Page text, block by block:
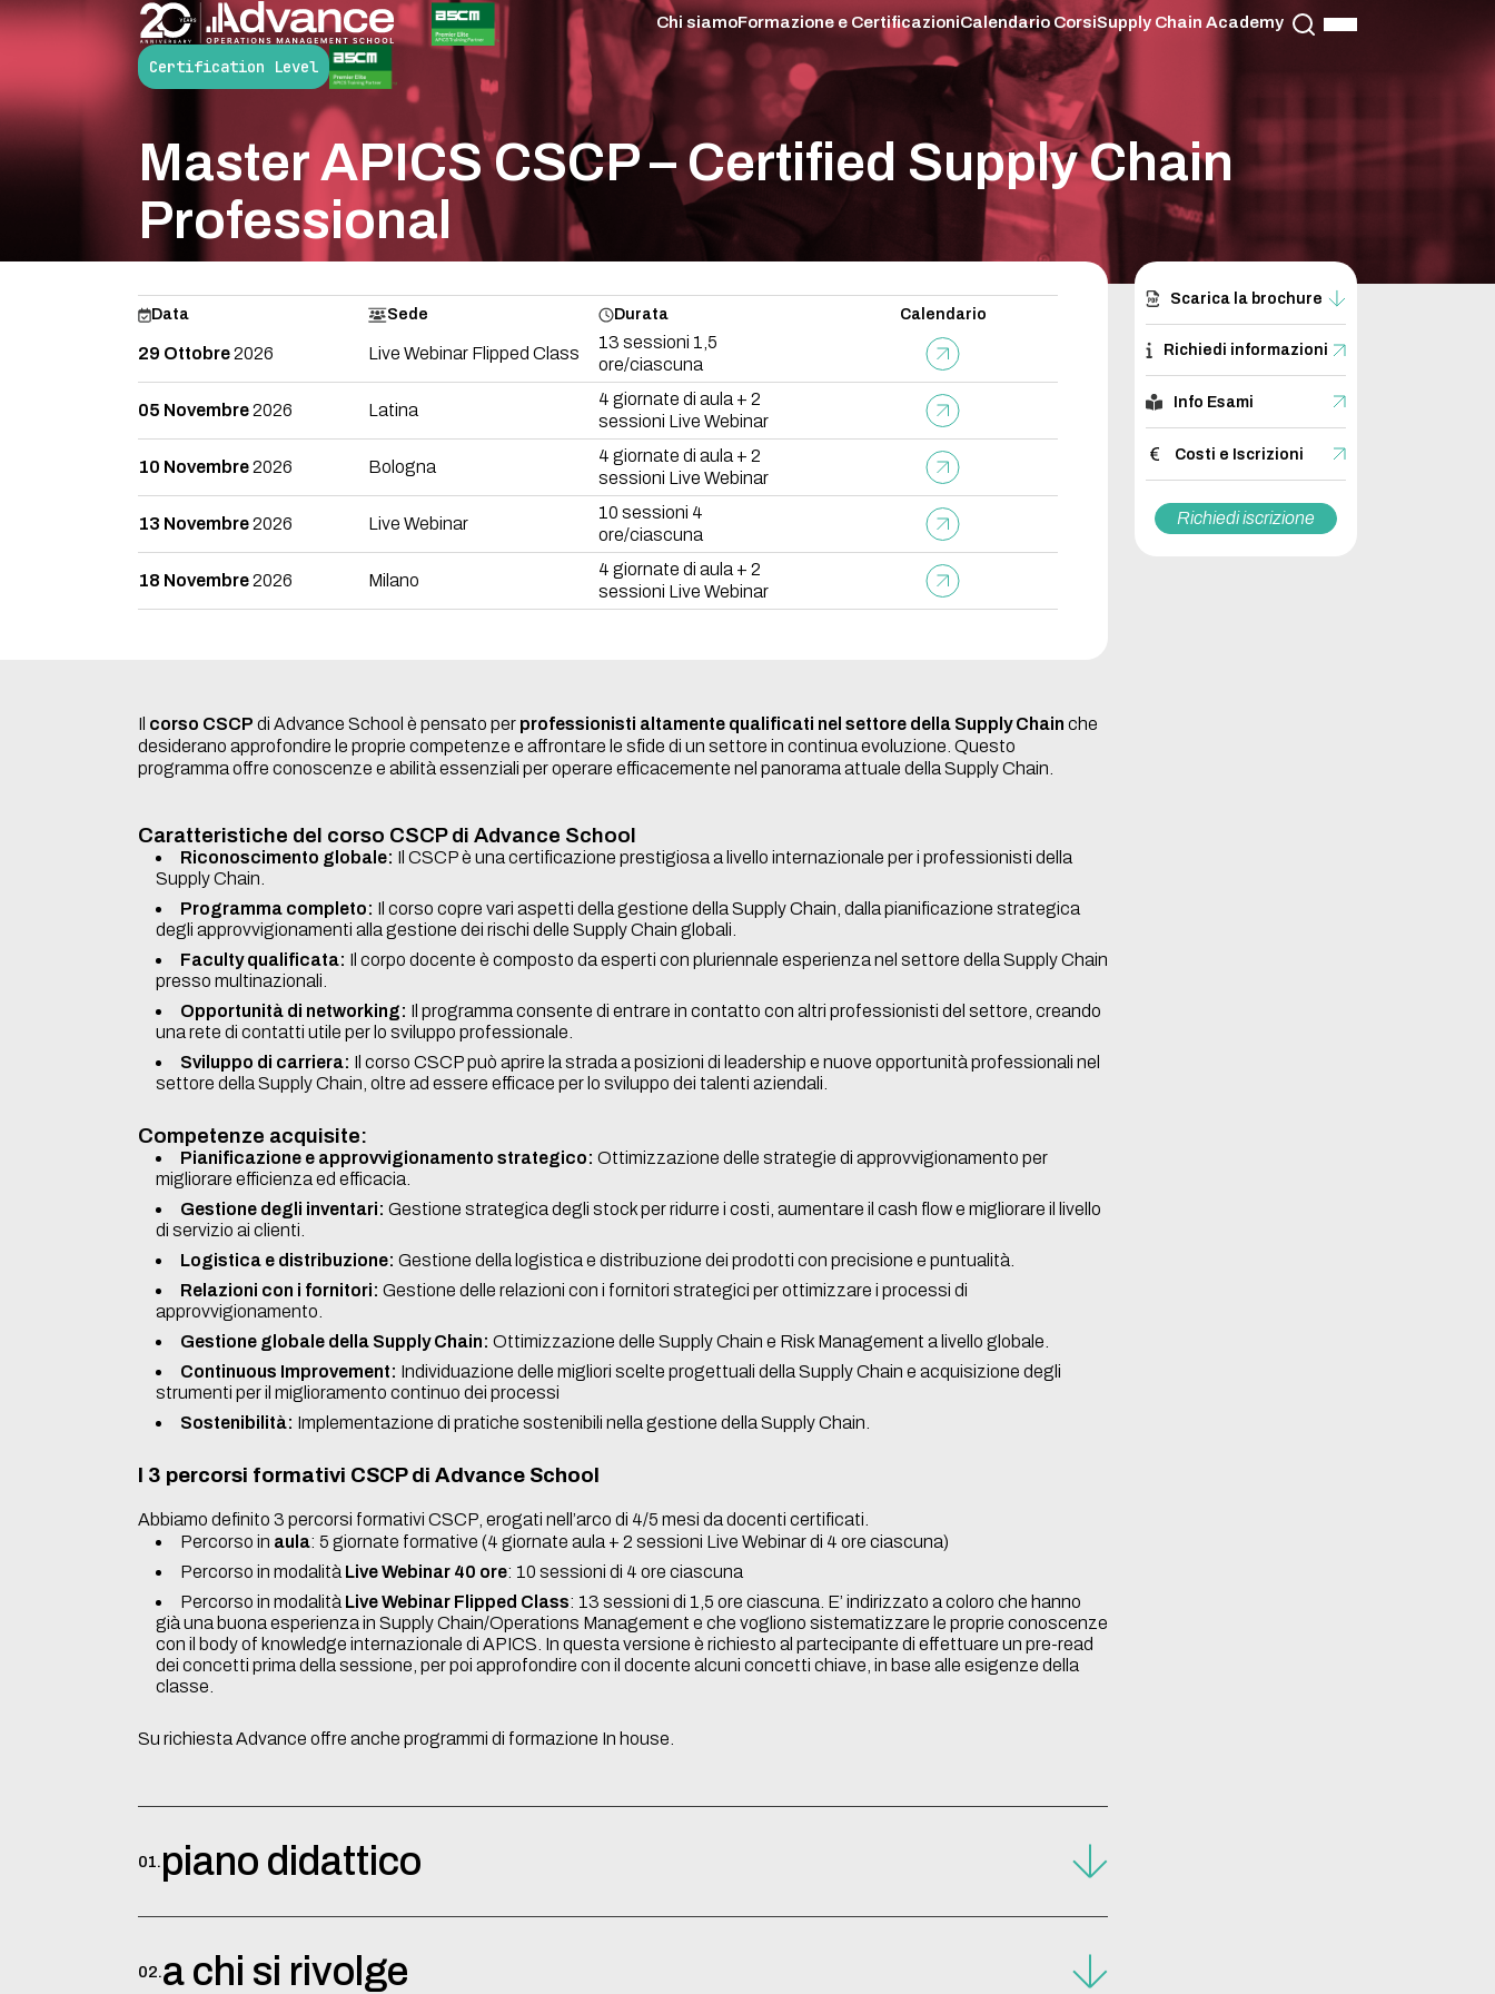
Chi siamoFormazione e Certificazioni
ASCM/APICS basket
Operations & Supply Chain
Demand Planning, S&OP
DDMRP e TOC
Lean Six Sigma
Acquisti
Project Management
E-learning
Calendario CorsiSupply Chain Academy
Certification Level
Master APICS CSCP – Certified Supply Chain
Professional
Data Sede Durata Calendario
29 Ottobre2026 Live Webinar Flipped Class
13 sessioni 1,5
ore/ciascuna
05 Novembre2026 Latina
4 giornate di aula + 2
sessioni Live Webinar
10 Novembre2026 Bologna
4 giornate di aula + 2
sessioni Live Webinar
13 Novembre2026 Live Webinar
10 sessioni 4
ore/ciascuna
18 Novembre2026 Milano
4 giornate di aula + 2
sessioni Live Webinar
Il corso CSCP di Advance School è pensato per professionisti altamente qualificati nel settore della Supply Chain che
desiderano approfondire le proprie competenze e affrontare le sfide di un settore in continua evoluzione. Questo
programma offre conoscenze e abilità essenziali per operare efficacemente nel panorama attuale della Supply Chain.
Caratteristiche del corso CSCP di Advance School
Riconoscimento globale: Il CSCP è una certificazione prestigiosa a livello internazionale per i professionisti della
Supply Chain.
Programma completo: Il corso copre vari aspetti della gestione della Supply Chain, dalla pianificazione strategica
degli approvvigionamenti alla gestione dei rischi delle Supply Chain globali.
Faculty qualificata: Il corpo docente è composto da esperti con pluriennale esperienza nel settore della Supply Chain
presso multinazionali.
Opportunità di networking: Il programma consente di entrare in contatto con altri professionisti del settore, creando
una rete di contatti utile per lo sviluppo professionale.
Sviluppo di carriera: Il corso CSCP può aprire la strada a posizioni di leadership e nuove opportunità professionali nel
settore della Supply Chain, oltre ad essere efficace per lo sviluppo dei talenti aziendali.
Competenze acquisite:
Pianificazione e approvvigionamento strategico: Ottimizzazione delle strategie di approvvigionamento per
migliorare efficienza ed efficacia.
Gestione degli inventari: Gestione strategica degli stock per ridurre i costi, aumentare il cash flow e migliorare il livello
di servizio ai clienti.
Logistica e distribuzione: Gestione della logistica e distribuzione dei prodotti con precisione e puntualità.
Relazioni con i fornitori: Gestione delle relazioni con i fornitori strategici per ottimizzare i processi di
approvvigionamento.
Gestione globale della Supply Chain: Ottimizzazione delle Supply Chain e Risk Management a livello globale.
Continuous Improvement: Individuazione delle migliori scelte progettuali della Supply Chain e acquisizione degli
strumenti per il miglioramento continuo dei processi
Sostenibilità: Implementazione di pratiche sostenibili nella gestione della Supply Chain.
I 3 percorsi formativi CSCP di Advance School
Abbiamo definito 3 percorsi formativi CSCP, erogati nell’arco di 4/5 mesi da docenti certificati.
Percorso in aula: 5 giornate formative (4 giornate aula + 2 sessioni Live Webinar di 4 ore ciascuna)
Percorso in modalità Live Webinar 40 ore: 10 sessioni di 4 ore ciascuna
Percorso in modalità Live Webinar Flipped Class: 13 sessioni di 1,5 ore ciascuna. E’ indirizzato a coloro che hanno
già una buona esperienza in Supply Chain/Operations Management e che vogliono sistematizzare le proprie conoscenze
con il body of knowledge internazionale di APICS. In questa versione è richiesto al partecipante di effettuare un pre-read
dei concetti prima della sessione, per poi approfondire con il docente alcuni concetti chiave, in base alle esigenze della
classe.
Su richiesta Advance offre anche programmi di formazione In house.
01.piano didattico
Una fase di formazione in aula o Live Webinar
02.a chi si rivolge
Scarica la brochure
Richiedi informazioni
Info Esami
Costi e Iscrizioni
Richiedi iscrizione